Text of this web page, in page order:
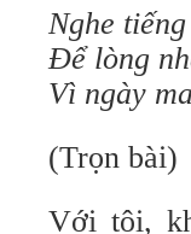
Nghe
Ðể lòng
Vì ngày
(Trọn bài)
Với tôi,